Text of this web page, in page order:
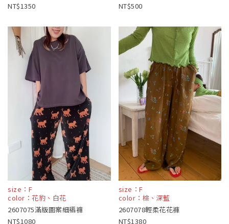
1350
500
size：F
color：花豹、白花
2607075滿版圖案細褶褲
1080
size：F
color：棕、深藍
2607078輕柔花花褲
1380